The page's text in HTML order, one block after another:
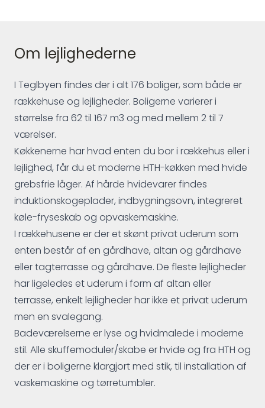
Om lejlighederne
I Teglbyen findes der i alt 176 boliger, som både er
rækkehuse og lejligheder. Boligerne varierer i
størrelse fra 62 til 167 m3 og med mellem 2 til 7
værelser.
Køkkenerne har hvad enten du bor i rækkehus eller i
lejlighed, får du et moderne HTH-køkken med hvide
grebsfrie låger. Af hårde hvidevarer findes
induktionskogeplader, indbygningsovn, integreret
køle-fryseskab og opvaskemaskine.
I rækkehusene er der et skønt privat uderum som
enten består af en gårdhave, altan og gårdhave
eller tagterrasse og gårdhave. De fleste lejligheder
har ligeledes et uderum i form af altan eller
terrasse, enkelt lejligheder har ikke et privat uderum
men en svalegang.
Badeværelserne er lyse og hvidmalede i moderne
stil. Alle skuffemoduler/skabe er hvide og fra HTH og
der er i boligerne klargjort med stik, til installation af
vaskemaskine og tørretumbler.